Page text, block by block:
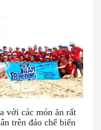
với các món ăn rất
trên đảo chế biến